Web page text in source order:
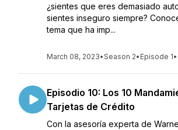
¿sientes que eres demasiado
sientes inseguro siempre?
tema que ha imp...
March 08, 2023•Season 2• Episode 1•
Episodio 10: Los 10
Tarjetas de Crédito
Con la asesoría experta de